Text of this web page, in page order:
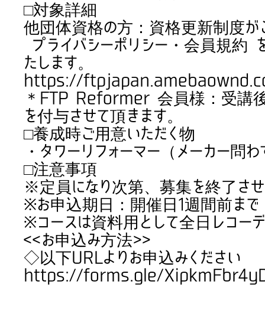
□対象詳細
他団体資格の方：資格更新制度が
プライバシーポリシー・会員規約
たします。
https://
＊FTP Reformer 会員様：受講後
を付与させて頂きます。
□養成時ご用意いただく物
・タワーリフォーマー（メーカー問
□注意事項
※定員になり次第、募集を終了させ
※お申込期日：開催日1週間前まで
※コースは資料用として全日レコー
<<お申込み方法>>
◇以下URLよりお申込みください
https://forms.gle/